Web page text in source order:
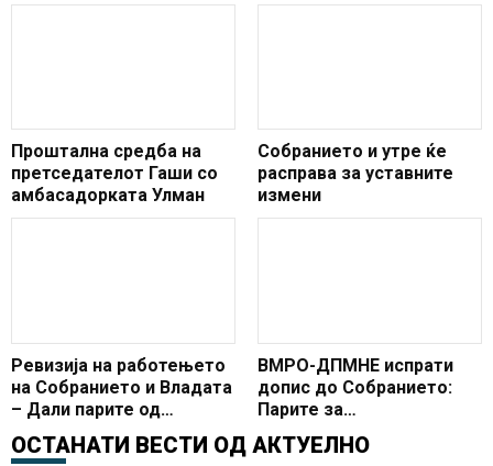
Проштална средба на
претседателот Гаши со
амбасадорката Улман
Собранието и утре ќе
расправа за уставните
измени
Ревизија на работењето
на Собранието и Владата
– Дали парите од
буџетот се незаконски
доделени за водење на
ВМРО-ДПМНЕ испрати
допис до Собранието:
Парите за
референдумска кампања
се погрешна одлука
ОСТАНАТИ ВЕСТИ ОД АКТУЕЛНО